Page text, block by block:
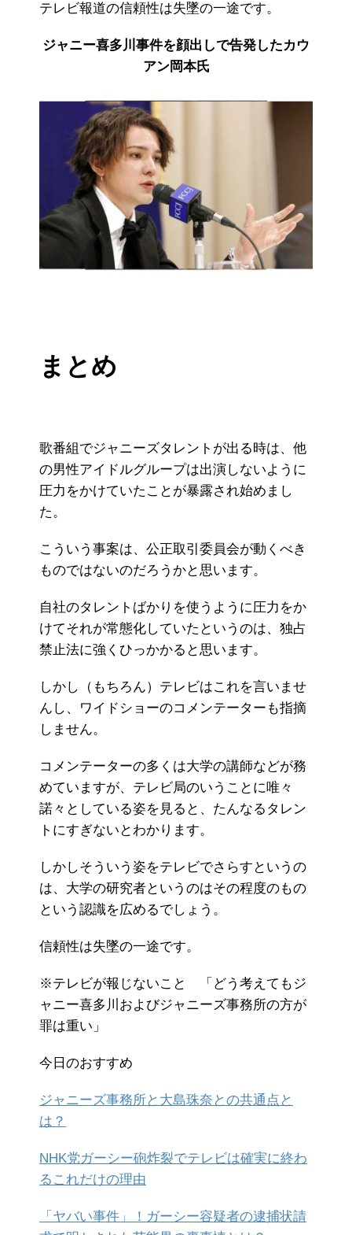
テレビ報道の信頼性は失墜の一途です。
ジャニー喜多川事件を顔出しで告発したカウ
アン岡本氏
まとめ
歌番組でジャニーズタレントが出る時は、他
の男性アイドルグループは出演しないように
圧力をかけていたことが暴露され始めまし
た。
こういう事案は、公正取引委員会が動くべき
ものではないのだろうかと思います。
自社のタレントばかりを使うように圧力をか
けてそれが常態化していたというのは、独占
禁止法に強くひっかかると思います。
しかし（もちろん）テレビはこれを言いませ
んし、ワイドショーのコメンテーターも指摘
しません。
コメンテーターの多くは大学の講師などが務
めていますが、テレビ局のいうことに唯々
諾々としている姿を見ると、たんなるタレン
トにすぎないとわかります。
しかしそういう姿をテレビでさらすというの
は、大学の研究者というのはその程度のもの
という認識を広めるでしょう。
信頼性は失墜の一途です。
※テレビが報じないこと 「どう考えてもジ
ャニー喜多川およびジャニーズ事務所の方が
罪は重い」
今日のおすすめ
ジャニーズ事務所と大島珠奈との共通点と
は？
NHK党ガーシー砲炸裂でテレビは確実に終わ
るこれだけの理由
「ヤバい事件」！ガーシー容疑者の逮捕状請